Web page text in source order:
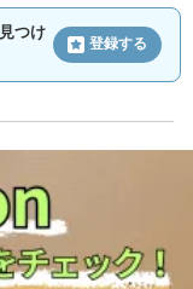
見つけ
登録する